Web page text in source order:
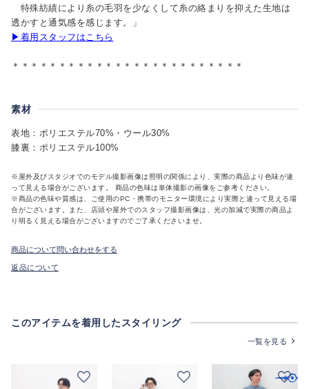
特殊紡績により糸の毛羽を少なくして糸の絡まりを抑えた生地は
透かすと通気感を感じます。」
▶着用スタッフはこちら
＊＊＊＊＊＊＊＊＊＊＊＊＊＊＊＊＊＊＊＊＊＊＊＊＊
素材
表地：ポリエステル70%・ウール30%
膝裏：ポリエステル100%
※屋外及びスタジオでのモデル撮影画像は照明の関係により、実際の商品より色味が違
って見える場合がございます。 商品の色味は単体撮影の画像をご参考ください。
※商品の色味や質感は、ご使用のPC・携帯のモニター環境により実際と違って見える場
合がございます。また、店頭や屋外でのスタッフ撮影画像は、光の加減で実際の商品よ
り明るく見える場合がございますのでご了承くださいませ。
商品について問い合わせをする
返品について
このアイテムを着用したスタイリング
一覧を見る